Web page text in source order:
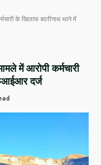
के खिलाफ बदरीनाथ थाने में
में आरोपी कर्मचारी
दर्ज